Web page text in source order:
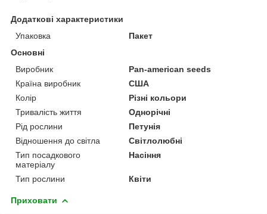
Додаткові характеристики
Упаковка
Пакет
Основні
Виробник
Pan-american seeds
Країна виробник
США
Колір
Різні кольори
Тривалість життя
Однорічні
Рід рослини
Петунія
Відношення до світла
Світлолюбні
Тип посадкового
матеріалу
Насіння
Тип рослини Квіти
Приховати